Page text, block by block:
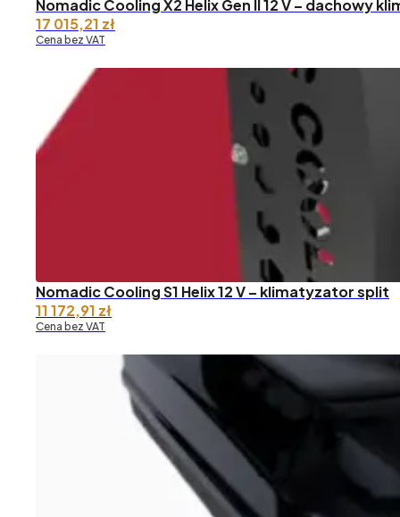
Nomadic Cooling X2 Helix Gen II 12 V – dachowy
17 015,21 zł
Cena bez VAT
Nomadic Cooling S1 Helix 12 V – klimatyzator split
11 172,91 zł
Cena bez VAT